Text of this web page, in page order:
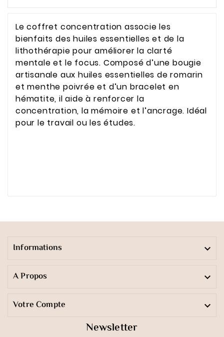
Le coffret concentration associe les
bienfaits des huiles essentielles et de la
lithothérapie pour améliorer la clarté
mentale et le focus. Composé d’une bougie
artisanale aux huiles essentielles de romarin
et menthe poivrée et d’un bracelet en
hématite, il aide à renforcer la
concentration, la mémoire et l’ancrage. Idéal
pour le travail ou les études.
Informations 
A Propos 
Votre Compte 
Newsletter